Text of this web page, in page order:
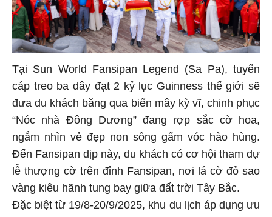
Tại Sun World Fansipan Legend (Sa Pa), tuyến
cáp treo ba dây đạt 2 kỷ lục Guinness thế giới sẽ
đưa du khách băng qua biển mây kỳ vĩ, chinh phục
“Nóc nhà Đông Dương” đang rợp sắc cờ hoa,
ngắm nhìn vẻ đẹp non sông gấm vóc hào hùng.
Đến Fansipan dịp này, du khách có cơ hội tham dự
lễ thượng cờ trên đỉnh Fansipan, nơi lá cờ đỏ sao
vàng kiêu hãnh tung bay giữa đất trời Tây Bắc.
Đặc biệt từ 19/8-20/9/2025, khu du lịch áp dụng ưu